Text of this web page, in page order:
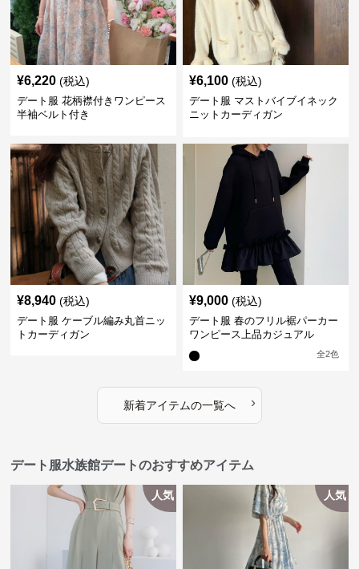
¥6,220 (税込)
デート服 花柄襟付きワンピース
半袖ベルト付き
¥6,100 (税込)
デート服 マストバイブイネック
ニットカーディガン
¥8,940 (税込)
デート服 ケーブル編み丸首ニッ
トカーディガン
¥9,000 (税込)
デート服 春のフリル裾パーカー
ワンピース上品カジュアル
全2色
新着アイテムの一覧へ ›
デート服水族館デートのおすすめアイテム
人気 人気